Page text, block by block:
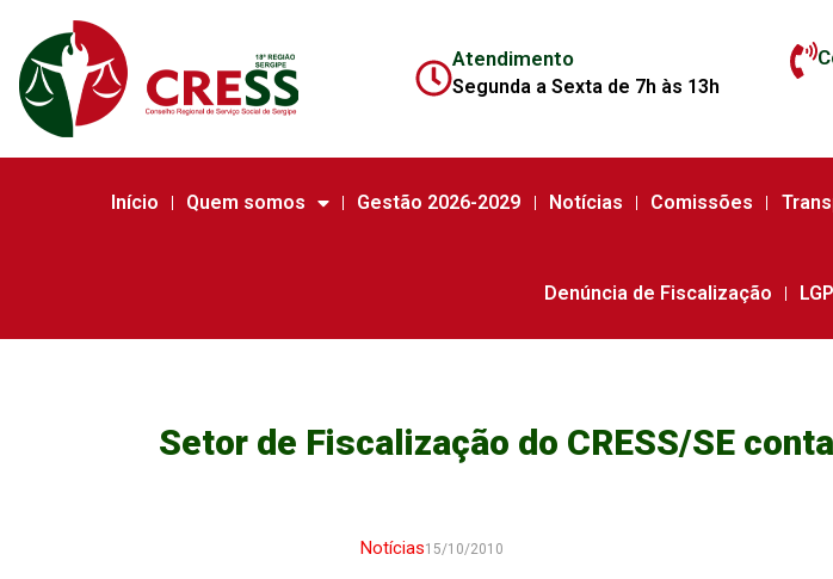
Atendimento
Segunda a Sexta de 7h às 13h
Início Quem somos Gestão 2026-2029 Notícias Comissões
Denúncia de Fiscalização
Setor de Fiscalização do CRESS/SE
Notícias15/10/2010